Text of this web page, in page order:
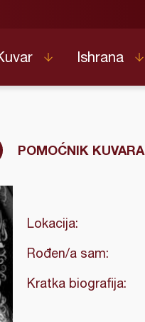
Ishrana
POMOĆNIK KUVARA
Lokacija:
Rođen/a sam:
Kratka biografija: